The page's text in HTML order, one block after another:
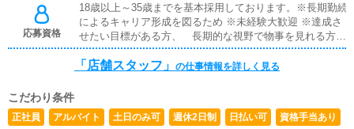
応募資格
18歳以上～35歳までを基本採用しております。※長期勤続
によるキャリア形成を図るため ※未経験大歓迎 ※達成さ
せたい目標がある方、 長期的な視野で物事を見れる方か
らの ご応募お待ちしております。 ※ご応募前に当グル
ープの考え方に ご共感頂ける場合のみご応募下さい。
「店舗スタッフ」 の仕事情報を詳しく見る
こだわり条件
正社員 アルバイト 土日のみ可 週休2日制 日払い可
資格手当あり